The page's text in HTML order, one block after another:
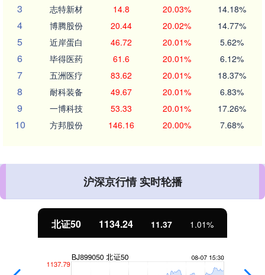
3 志特新材 14.8 20.03% 14.18%
4 博腾股份 20.44 20.02% 14.77%
5 近岸蛋白 46.72 20.01% 5.62%
6 毕得医药 61.6 20.01% 6.12%
7 五洲医疗 83.62 20.01% 18.37%
8 耐科装备 49.67 20.01% 6.83%
9 一博科技 53.33 20.01% 17.26%
10 方邦股份 146.16 20.00% 7.68%
沪深京行情 实时轮播
北证50 1134.24 11.37 1.01%